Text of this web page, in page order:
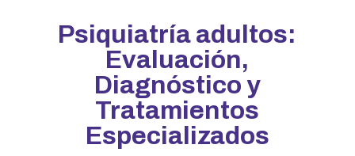
Psiquiatría adultos:
Evaluación,
Diagnóstico y
Tratamientos
Especializados